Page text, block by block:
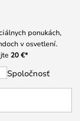
ponukách,
v osvetlení.
20 €*
Spoločnosť